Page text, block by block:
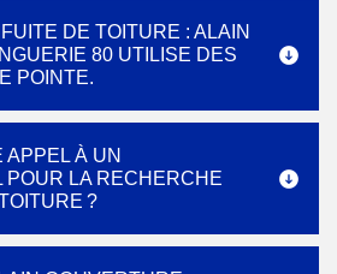
DE TOITURE : ALAIN
80 UTILISE DES
POINTE.
APPEL À UN
POUR LA RECHERCHE
?